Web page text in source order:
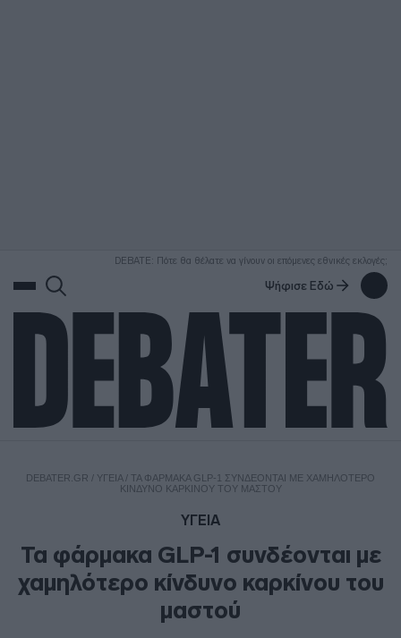
DEBATE: Πότε θα θέλατε να γίνουν οι επόμενες εθνικές εκλογές;
Ψήφισε Εδώ
DEBATER.GR / ΥΓΕΙΑ/ ΤΑ ΦΆΡΜΑΚΑ GLP-1 ΣΥΝΔΈΟΝΤΑΙ ΜΕ ΧΑΜΗΛΌΤΕΡΟ
ΚΊΝΔΥΝΟ ΚΑΡΚΊΝΟΥ ΤΟΥ ΜΑΣΤΟΎ
ΥΓΕΙΑ
Τα φάρμακα GLP-1 συνδέονται με
χαμηλότερο κίνδυνο καρκίνου του
μαστού